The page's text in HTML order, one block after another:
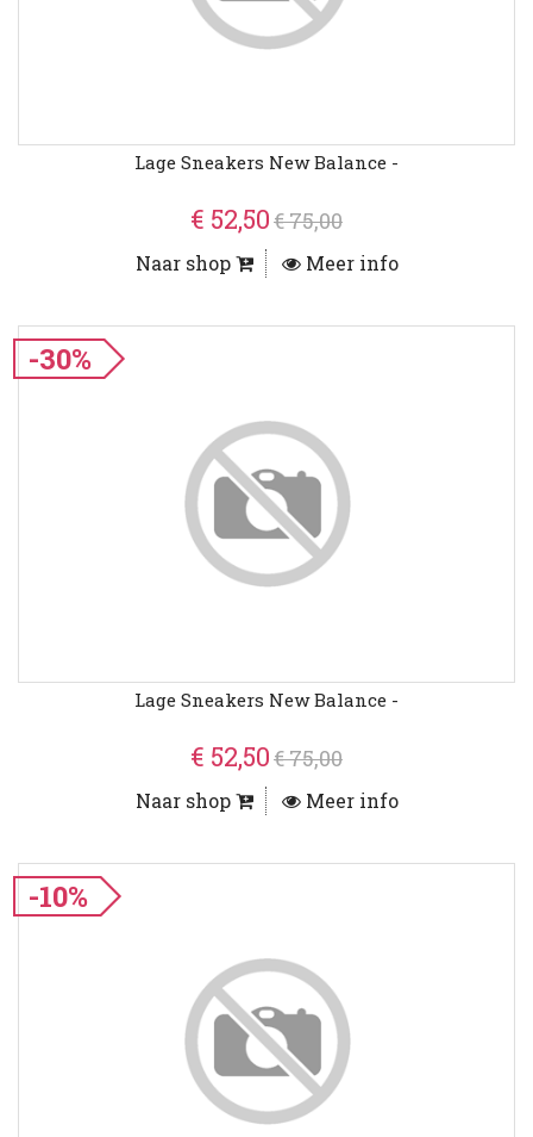
Lage Sneakers New Balance -
€ 52,50€ 75,00
Naar shop Meer info
-30%
Lage Sneakers New Balance -
€ 52,50€ 75,00
Naar shop Meer info
-10%